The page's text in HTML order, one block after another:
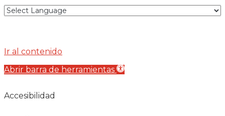
Ir al contenido
Abrir barra de herramientas
Accesibilidad